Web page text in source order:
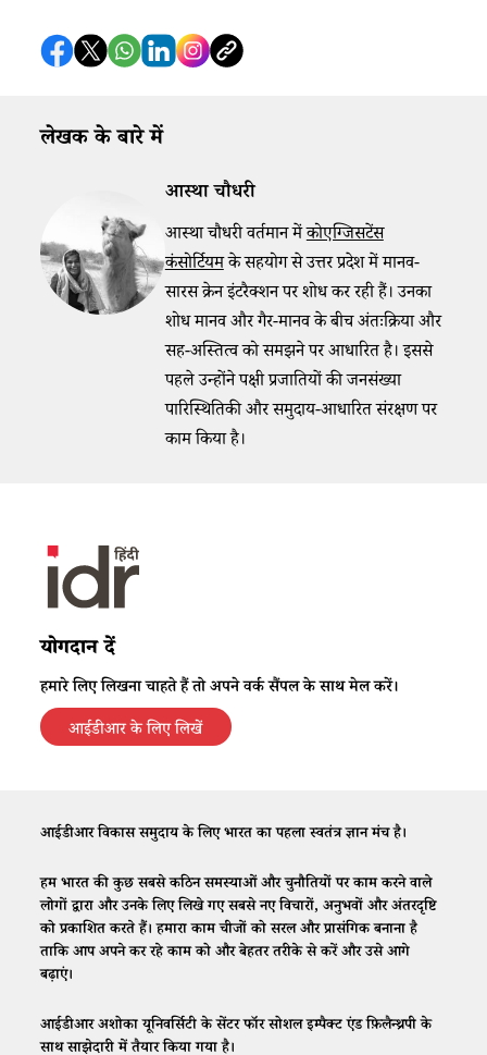
लेखक के बारे में
आस्था चौधरी
आस्था चौधरी वर्तमान मेंकोएग्जिसटेंस
कंसोर्टियमके सहयोग से उत्तर प्रदेश में मानव-
सारस क्रेन इंटरैक्शन पर शोध कर रही हैं। उनका
शोध मानव और गैर-मानव के बीच अंतःक्रिया और
सह-अस्तित्व को समझने पर आधारित है।इससे
पहले उन्होंने पक्षी प्रजातियों की जनसंख्या
पारिस्थितिकी और समुदाय-आधारित संरक्षण पर
काम किया है।
योगदान दें
हमारे लिए लिखना चाहते हैं तो अपने वर्क सैंपल के साथ मेल करें।
आईडीआर के लिए लिखें
आईडीआर विकास समुदाय के लिए भारत का पहला स्वतंत्र ज्ञान मंच है।
हम भारत की कुछ सबसे कठिन समस्याओं और चुनौतियों पर काम करने वाले
लोगों द्वारा और उनके लिए लिखे गए सबसे नए विचारों, अनुभवों और अंतरदृष्टि
को प्रकाशित करते हैं। हमारा काम चीजों को सरल और प्रासंगिक बनाना है
ताकि आप अपने कर रहे काम को और बेहतर तरीके से करें और उसे आगे
बढ़ाएं।
आईडीआर अशोका यूनिवर्सिटी के सेंटर फॉर सोशल इम्पैक्ट एंड फ़िलैन्थ्रपी के
साथ साझेदारी में तैयार किया गया है।